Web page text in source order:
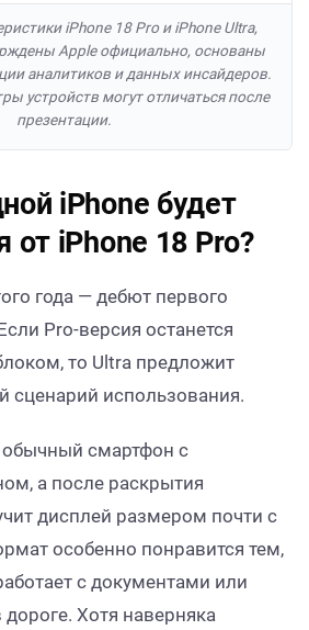
iPhone 18 Pro и iPhone Ultra,
Apple официально, основаны
аналитиков и данных инсайдеров.
устройств могут отличаться после
презентации.
iPhone будет
от iPhone 18 Pro?
года — дебют первого
Pro-версия останется
то Ultra предложит
сценарий использования.
обычный смартфон с
а после раскрытия
дисплей размером почти с
особенно понравится тем,
с документами или
Хотя наверняка